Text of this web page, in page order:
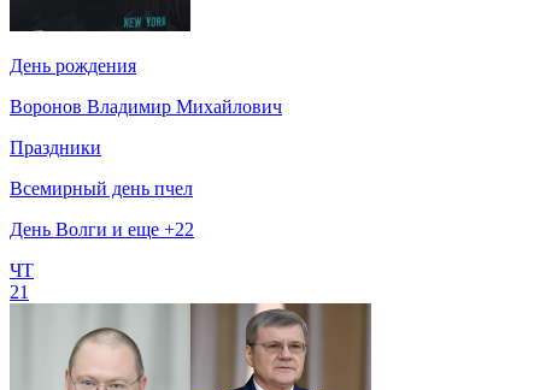
День рождения
Воронов Владимир Михайлович
Праздники
Всемирный день пчел
День Волги и еще +22
ЧТ
21